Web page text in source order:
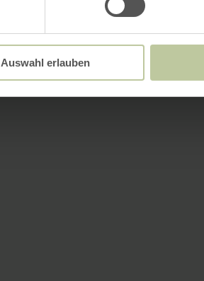
Auswahl erlauben